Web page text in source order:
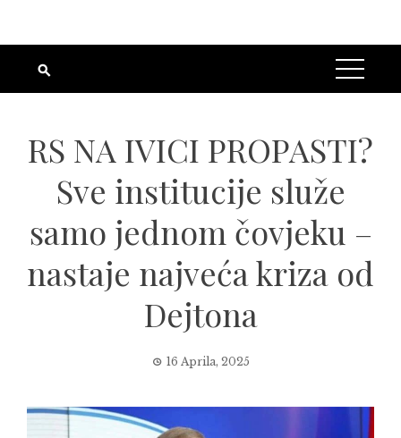
RS NA IVICI PROPASTI?
Sve institucije služe
samo jednom čovjeku –
nastaje najveća kriza od
Dejtona
16 Aprila, 2025